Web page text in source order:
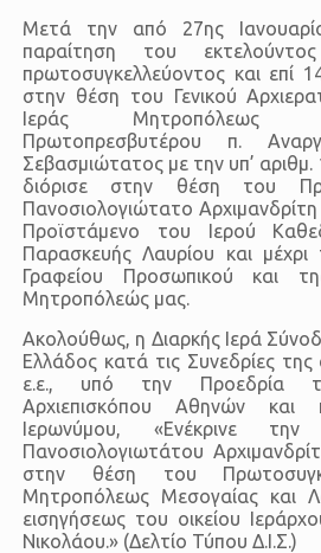
Μετά την από 27ης
παραίτηση του
πρωτοσυγκελλεύοντος και επί
στην θέση του Γενικού
Ιεράς Μητροπόλεως
Πρωτοπρεσβυτέρου π.
Σεβασμιώτατος με την υπ’
διόρισε στην θέση του
Πανοσιολογιώτατο
Προϊστάμενο του Ιερού
Παρασκευής Λαυρίου και
Γραφείου Προσωπικού και
Μητροπόλεώς μας.
Ακολούθως, η Διαρκής Ιερά
Ελλάδος κατά τις Συνεδρίες
ε.ε., υπό την Προεδρία
Αρχιεπισκόπου Αθηνών
Ιερωνύμου, «Ενέκρινε
Πανοσιολογιωτάτου
στην θέση του
Μητροπόλεως Μεσογαίας και
εισηγήσεως του οικείου
Νικολάου.» (Δελτίο Τύπου Δ.Ι.Σ.)